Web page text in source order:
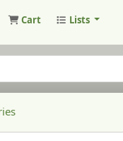
Cart Lists